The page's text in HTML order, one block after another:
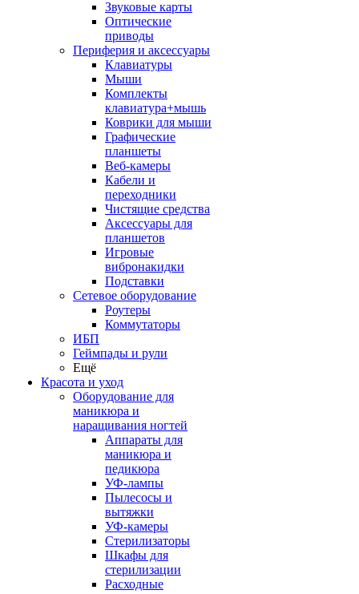
Звуковые карты
Оптические
приводы
Периферия и аксессуары
Клавиатуры
Мыши
Комплекты
клавиатура+мышь
Коврики для мыши
Графические
планшеты
Веб-камеры
Кабели и
переходники
Чистящие средства
Аксессуары для
планшетов
Игровые
вибронакидки
Подставки
Сетевое оборудование
Роутеры
Коммутаторы
ИБП
Геймпады и рули
Ещё
Красота и уход
Оборудование для
маникюра и
наращивания ногтей
Аппараты для
маникюра и
педикюра
УФ-лампы
Пылесосы и
вытяжки
УФ-камеры
Стерилизаторы
Шкафы для
стерилизации
Расходные